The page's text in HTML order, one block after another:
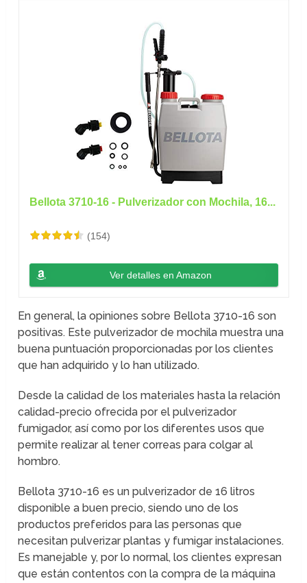
Bellota 3710-16 - Pulverizador con Mochila, 16...
(154)
Ver detalles en Amazon
En general, la opiniones sobre Bellota 3710-16 son
positivas. Este pulverizador de mochila muestra una
buena puntuación proporcionadas por los clientes
que han adquirido y lo han utilizado.
Desde la calidad de los materiales hasta la relación
calidad-precio ofrecida por el pulverizador
fumigador, así como por los diferentes usos que
permite realizar al tener correas para colgar al
hombro.
Bellota 3710-16 es un pulverizador de 16 litros
disponible a buen precio, siendo uno de los
productos preferidos para las personas que
necesitan pulverizar plantas y fumigar instalaciones.
Es manejable y, por lo normal, los clientes expresan
que están contentos con la compra de la máquina